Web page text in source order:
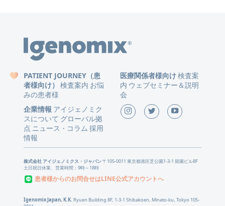
PATIENT JOURNEY（患
者様向け） 検査案内 お悩
みの患者様
医療関係者様向け検査案
内 ウェブセミナー＆説明
会
企業情報 アイジェノミク
スについて グローバル拠
点 ニュース ・ コラム 採用
情報
株式会社 アイジェノミクス・ジャパン〒105-0011 東京都港区芝公園1-3-1 留園ビル8F
土日祝日休業、営業時間：9時～18時
患者様からのお問合せはLINE公式アカウントへ
Igenomix Japan, K.K. Ryuen Building 8F, 1-3-1 Shibakoen, Minato-ku, Tokyo 105-